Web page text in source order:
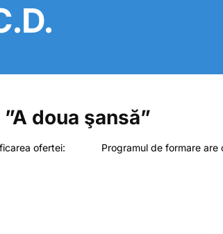
doua şansă”
ofertei: Programul de formare are